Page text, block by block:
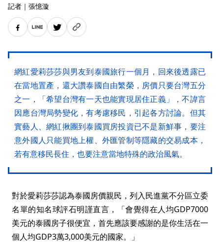
記者 ｜ 張憶漩
網紅愛莉莎莎與男友到泰國旅行一個月，回來後透露已
在當地置產，還大讚泰國自由繁榮，房價只要台灣五分
之一，「希望台灣有一天也能實現居住正義」，不諱言
因應台灣局勢變化，有考慮移民，引起各方討論。但其
實藝人、網紅揪團到泰國買房投資已不是新鮮事，要注
意外國人只能買地上權、外匯管制等隱藏的交易成本，
若有意移民長住，也要注意當地特殊的政治風氣。
對於愛莉莎莎認為泰國房價親民，列入民進黨不分區立委
名單的知名球評石明謹直言，「會覺得在人均GDP7000
美元的泰國房子很便宜，首先應該要感謝的是你生活在一
個人均GDP3萬3,000美元的國家。」